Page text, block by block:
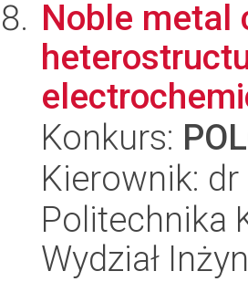
Noble metal
Konkurs:
Kierownik:
Politechnika
Wydział